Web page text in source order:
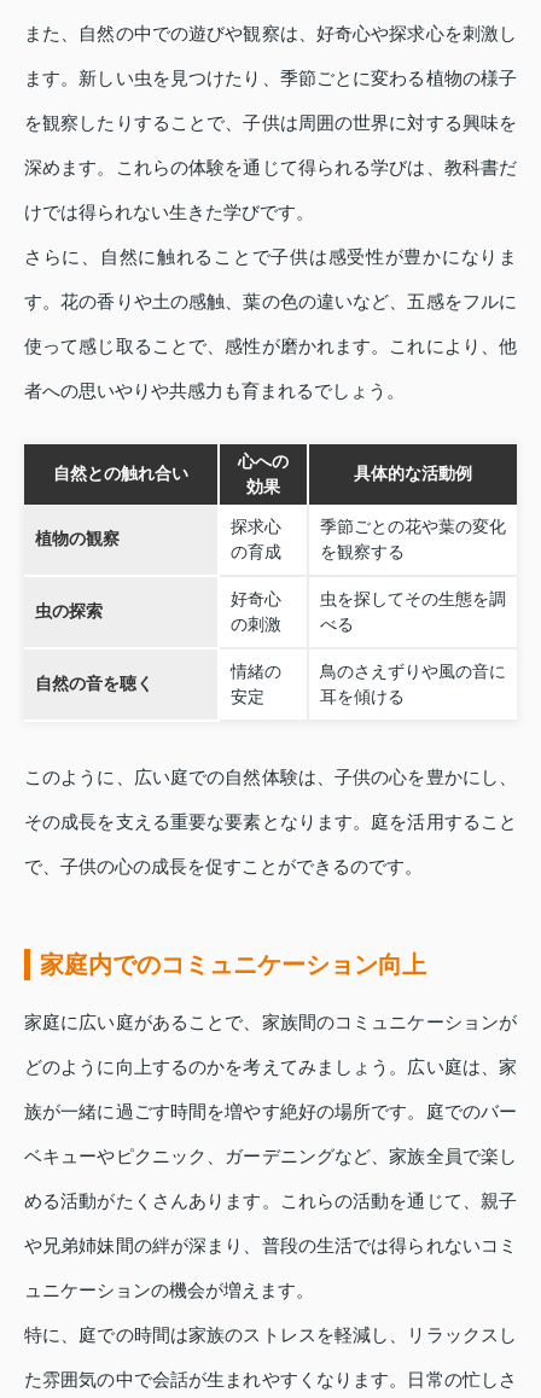
また、自然の中での遊びや観察は、好奇心や探求心を刺激し
ます。新しい虫を見つけたり、季節ごとに変わる植物の様子
を観察したりすることで、子供は周囲の世界に対する興味を
深めます。これらの体験を通じて得られる学びは、教科書だ
けでは得られない生きた学びです。
さらに、自然に触れることで子供は感受性が豊かになりま
す。花の香りや土の感触、葉の色の違いなど、五感をフルに
使って感じ取ることで、感性が磨かれます。これにより、他
者への思いやりや共感力も育まれるでしょう。
自然との触れ合い
心への
効果
具体的な活動例
植物の観察
探求心
の育成
季節ごとの花や葉の変化
を観察する
虫の探索
好奇心
の刺激
虫を探してその生態を調
べる
自然の音を聴く
情緒の
安定
鳥のさえずりや風の音に
耳を傾ける
このように、広い庭での自然体験は、子供の心を豊かにし、
その成長を支える重要な要素となります。庭を活用すること
で、子供の心の成長を促すことができるのです。
家庭内でのコミュニケーション向上
家庭に広い庭があることで、家族間のコミュニケーションが
どのように向上するのかを考えてみましょう。広い庭は、家
族が一緒に過ごす時間を増やす絶好の場所です。庭でのバー
ベキューやピクニック、ガーデニングなど、家族全員で楽し
める活動がたくさんあります。これらの活動を通じて、親子
や兄弟姉妹間の絆が深まり、普段の生活では得られないコミ
ュニケーションの機会が増えます。
特に、庭での時間は家族のストレスを軽減し、リラックスし
た雰囲気の中で会話が生まれやすくなります。日常の忙しさ